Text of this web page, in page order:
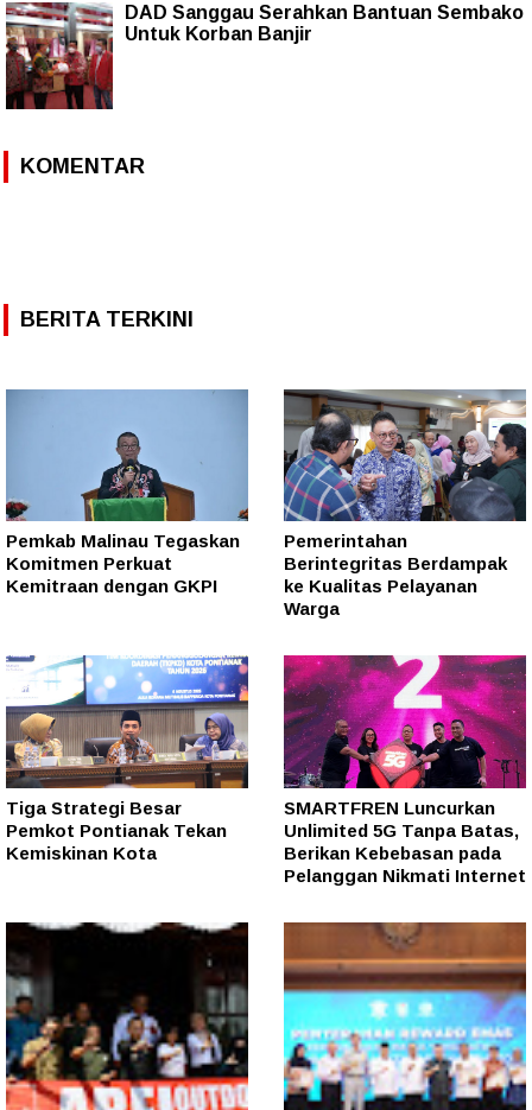
DAD Sanggau Serahkan Bantuan Sembako
Untuk Korban Banjir
KOMENTAR
BERITA TERKINI
Pemkab Malinau Tegaskan
Komitmen Perkuat
Kemitraan dengan GKPI
Pemerintahan
Berintegritas Berdampak
ke Kualitas Pelayanan
Warga
Tiga Strategi Besar
Pemkot Pontianak Tekan
Kemiskinan Kota
SMARTFREN Luncurkan
Unlimited 5G Tanpa Batas,
Berikan Kebebasan pada
Pelanggan Nikmati Internet